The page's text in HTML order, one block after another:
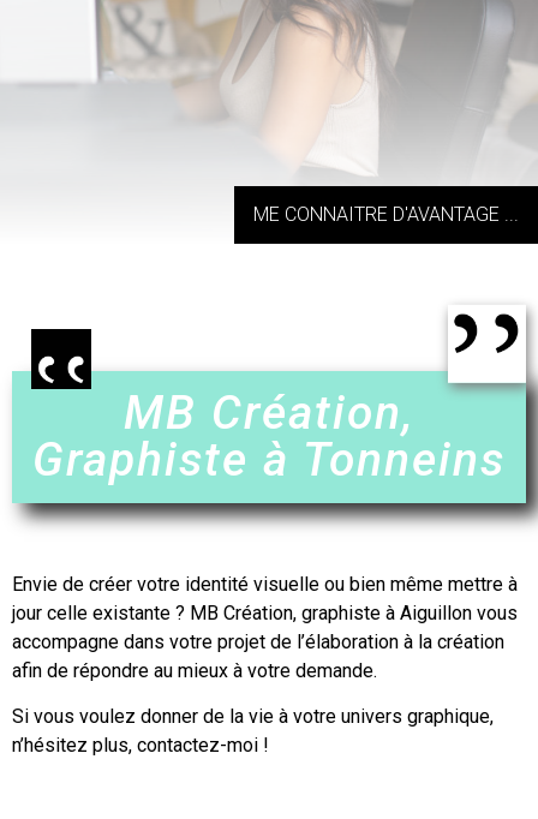
ME CONNAITRE D'AVANTAGE ...
MB Création,
Graphiste à Tonneins
Envie de créer votre identité visuelle ou bien même mettre à
jour celle existante ? MB Création, graphiste à Aiguillon vous
accompagne dans votre projet de l’élaboration à la création
afin de répondre au mieux à votre demande.
Si vous voulez donner de la vie à votre univers graphique,
n’hésitez plus, contactez-moi !